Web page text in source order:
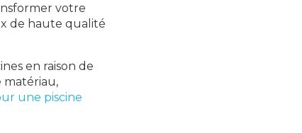
votre
de haute qualité
en raison de
matériau,
une piscine